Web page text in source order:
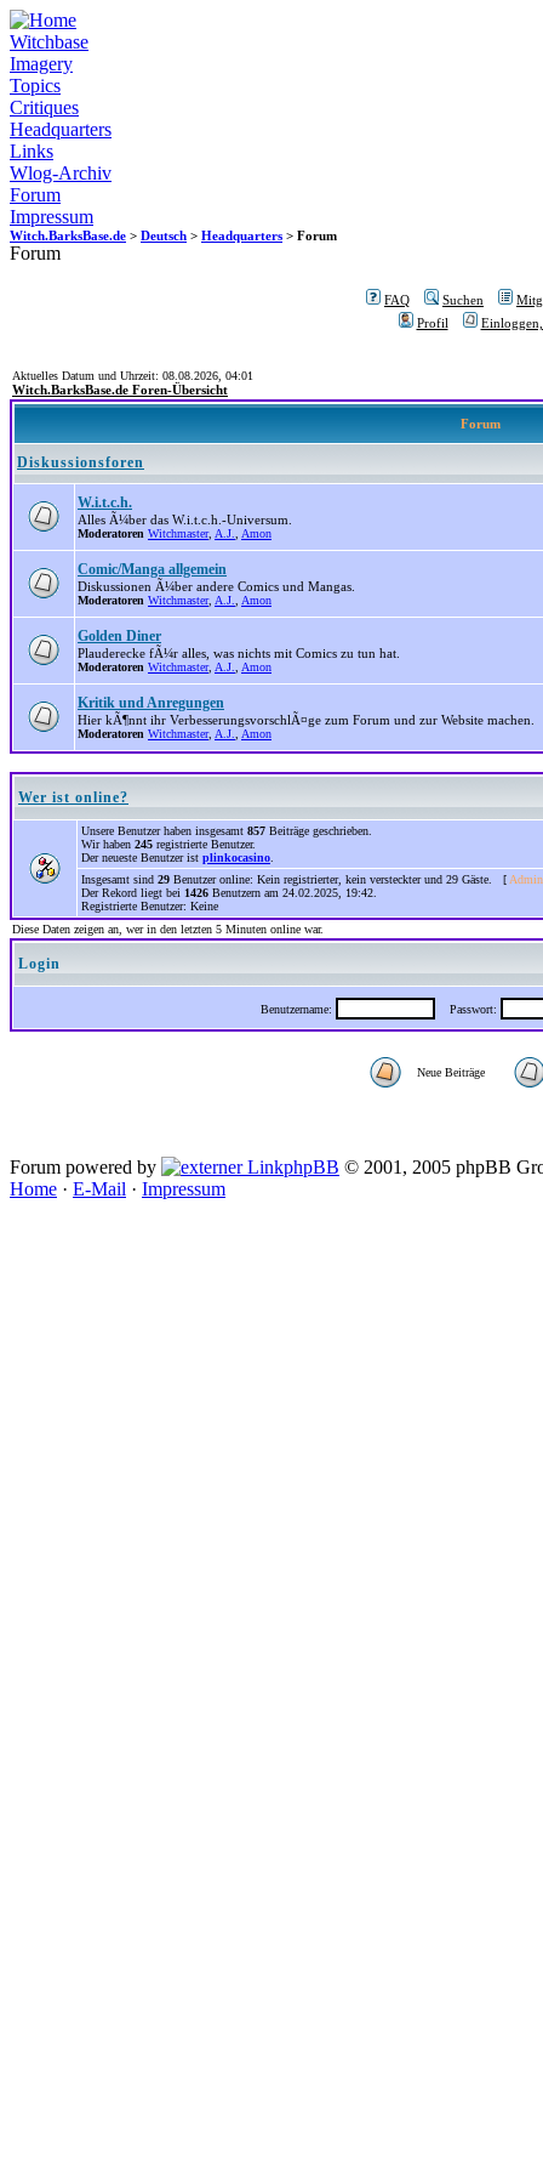
Witchbase
Imagery
Topics
Critiques
Headquarters
Links
Wlog-Archiv
Forum
Impressum
Witch.BarksBase.de > Deutsch > Headquarters > Forum
Forum
FAQ Suchen
Profil
Aktuelles Datum und Uhrzeit: 08.08.2026, 04:01
Witch.BarksBase.de Foren-Übersicht
Forum
Diskussionsforen
W.i.t.c.h.
Alles Ã¼ber das W.i.t.c.h.-Universum.
Moderatoren Witchmaster, A.J. Amon
Comic/Manga allgemein
Diskussionen Ã¼ber andere Comics und Mangas.
Moderatoren Witchmaster, A.J. Amon
Golden Diner
Plauderecke fÃ¼r alles, was nichts mit Comics zu tun hat.
Moderatoren Witchmaster, A.J. Amon
Kritik und Anregungen
Hier kÃ¶nnt ihr VerbesserungsvorschlÃ¤ge zum Forum und zur Website machen.
Moderatoren Witchmaster, A.J. Amon
Wer ist online?
Unsere Benutzer haben insgesamt 857 Beiträge geschrieben.
Wir haben 245 registrierte Benutzer.
Der neueste Benutzer ist plinkocasino
Insgesamt sind 29 Benutzer online: Kein registrierter, kein versteckter und 29 Gäste. [
Der Rekord liegt bei 1426 Benutzern am 24.02.2025, 19:42.
Registrierte Benutzer: Keine
Diese Daten zeigen an, wer in den letzten 5 Minuten online war.
Login
Benutzername: Passwort:
Neue Beiträge
Forum powered by phpBB © 2001, 2005 phpBB
Home · E-Mail · Impressum